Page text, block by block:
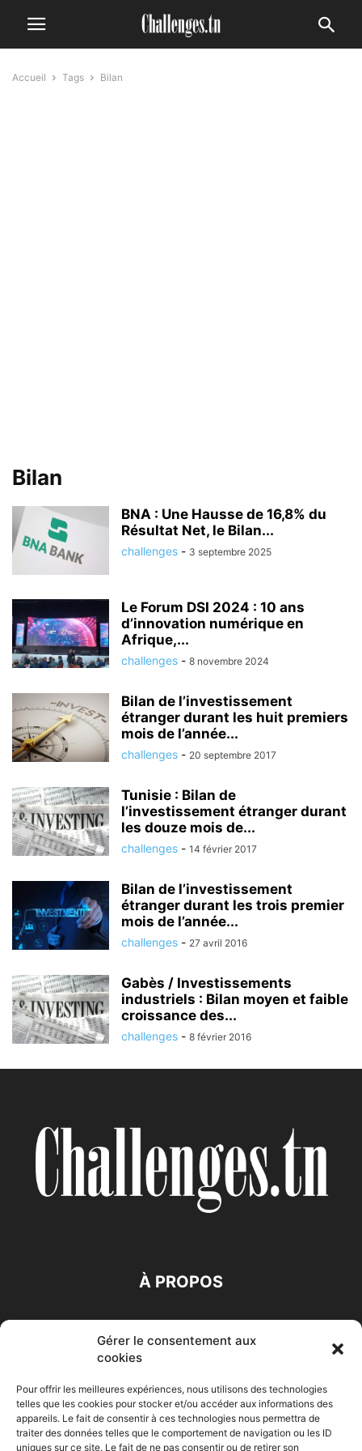
Gérer le consentement aux
cookies
Pour offrir les meilleures expériences, nous utilisons des technologies
telles que les cookies pour stocker et/ou accéder aux informations des
appareils. Le fait de consentir à ces technologies nous permettra de
traiter des données telles que le comportement de navigation ou les ID
uniques sur ce site. Le fait de ne pas consentir ou de retirer son
Accueil Tags Bilan
Bilan
BNA : Une Hausse de 16,8% du
Résultat Net, le Bilan...
challenges - 3 septembre 2025
Le Forum DSI 2024 : 10 ans
d’innovation numérique en
Afrique,...
challenges - 8 novembre 2024
Bilan de l’investissement
étranger durant les huit premiers
mois de l’année...
challenges - 20 septembre 2017
Tunisie : Bilan de
l’investissement étranger durant
les douze mois de...
challenges - 14 février 2017
Bilan de l’investissement
étranger durant les trois premier
mois de l’année...
challenges - 27 avril 2016
Gabès / Investissements
industriels : Bilan moyen et faible
croissance des...
challenges - 8 février 2016
À PROPOS
Accueil Economie Entreprises Entrepreneur